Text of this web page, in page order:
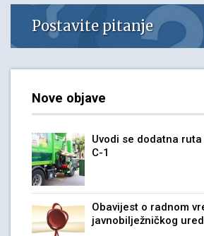
Postavite pitanje
Nove objave
Uvodi se dodatna
C-1
Obavijest o radnom
javnobilježničkog